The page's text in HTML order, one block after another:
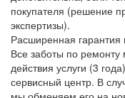
покупателя (решение
экспертизы).
Расширенная гарантия
Все заботы по
действия услуги (3
сервисный центр. В